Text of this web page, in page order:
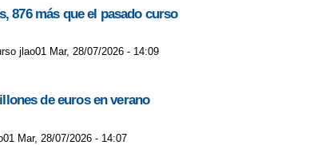
876 más que el pasado curso
jlao01 Mar, 28/07/2026 - 14:09
de euros en verano
Mar, 28/07/2026 - 14:07